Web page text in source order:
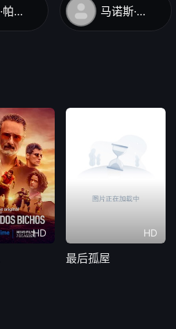
艾琳·帕帕斯 马诺斯·卡特拉基斯
HD HD
最后孤屋